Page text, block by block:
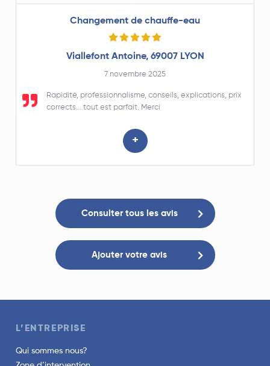
Changement de chauffe-eau
Viallefont Antoine, 69007 LYON
7 novembre 2025
Rapidité, professionnalisme, conseils, explications, prix
corrects... tout est parfait. Merci
+
Consulter tous les avis
Ajouter votre avis
L’ENTREPRISE
Qui sommes nous?